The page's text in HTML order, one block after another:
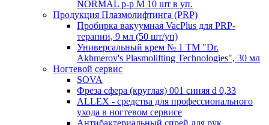
NORMAL р-р М 10 шт в уп.
Продукция Плазмолифтинга (PRP)
Пробирка вакуумная VacPlus для PRP-
терапии, 9 мл (50 шт/уп)
Универсальный крем № 1 ТМ "Dr.
Akhmerov's Plasmolifting Technologies", 30 мл
Ногтевой сервис
SOVA
Фреза сфера (круглая) 001 синяя d 0,33
ALLEX - средства для профессионального
ухода в ногтевом сервисе
Антибактериальный спрей для рук